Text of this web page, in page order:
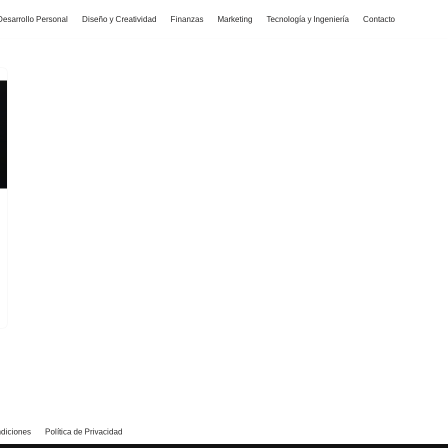
Personal Diseño y Creatividad Finanzas Marketing Tecnología y Ingeniería Contacto
Política de Privacidad